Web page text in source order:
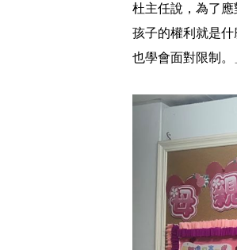
杜主任說，為了
孩子的權利就是什
也學會面對限制。